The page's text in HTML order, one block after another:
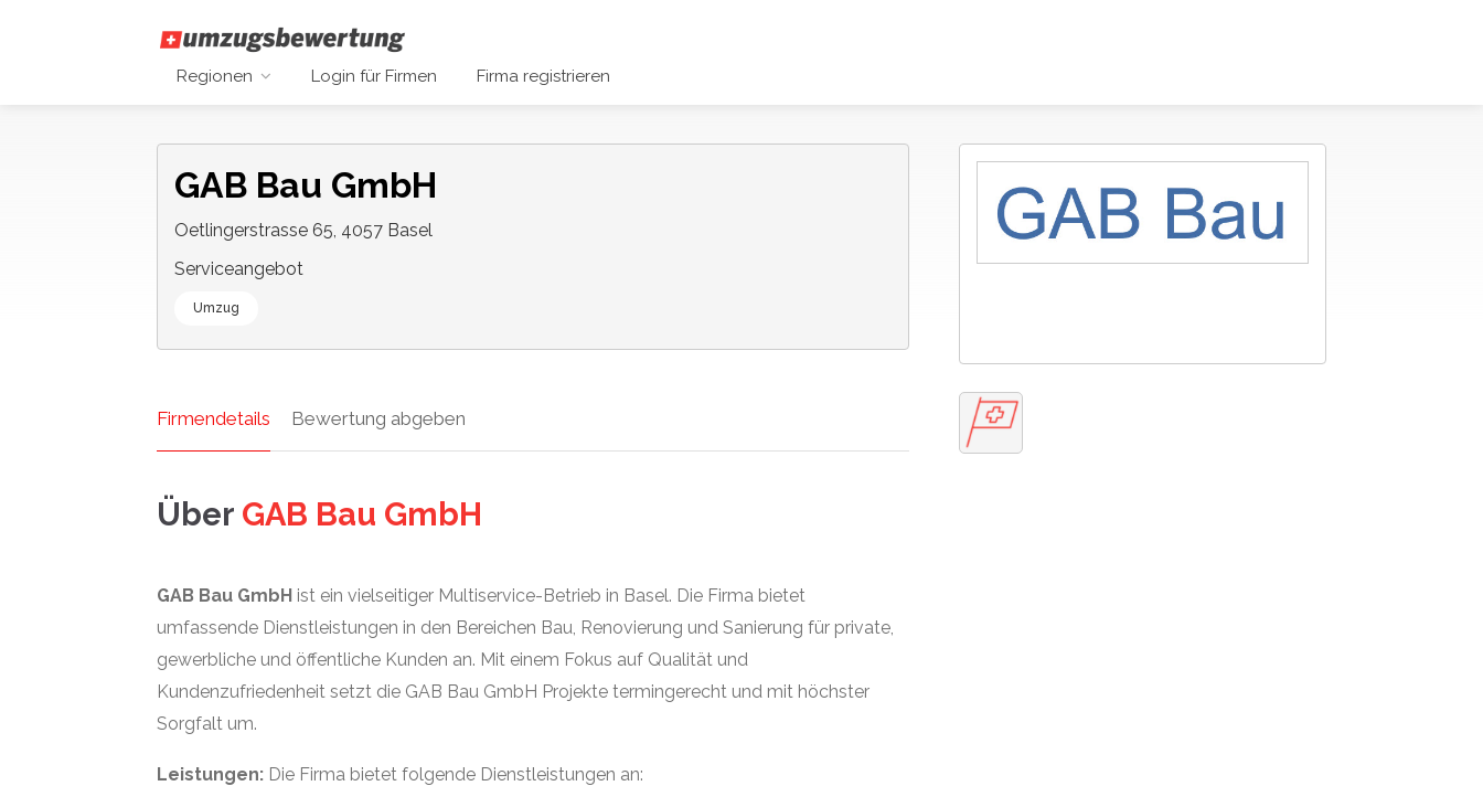
Regionen Login für Firmen Firma registrieren
GAB Bau GmbH
Oetlingerstrasse 65, 4057 Basel
Serviceangebot
Umzug
Firmendetails Bewertung abgeben
Über GAB Bau GmbH
GAB Bau GmbH ist ein vielseitiger Multiservice-Betrieb in Basel. Die Firma bietet
umfassende Dienstleistungen in den Bereichen Bau, Renovierung und Sanierung für private,
gewerbliche und öffentliche Kunden an. Mit einem Fokus auf Qualität und
Kundenzufriedenheit setzt die GAB Bau GmbH Projekte termingerecht und mit höchster
Sorgfalt um.
Leistungen: Die Firma bietet folgende Dienstleistungen an: